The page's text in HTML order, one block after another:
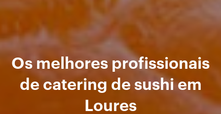
Os melhores profissionais
de catering de sushi em
Loures